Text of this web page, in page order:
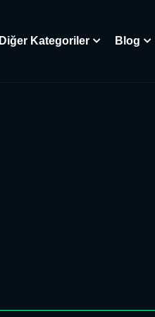
Diğer Kategoriler Blog